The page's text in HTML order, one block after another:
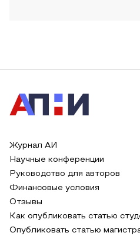
Журнал АИ
Научные конференции
Руководство для авторов
Финансовые условия
Отзывы
Как опубликовать статью
Опубликовать статью